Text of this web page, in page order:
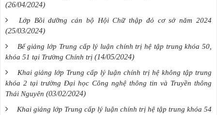
(26/04/2024)
Lớp Bồi dưỡng cán bộ Hội Chữ thập đỏ cơ sở năm 2024
(25/03/2024)
Bế giảng lớp Trung cấp lý luận chính trị hệ tập trung khóa 50,
khóa 51 tại Trường Chính trị (14/05/2024)
Khai giảng lớp Trung cấp lý luận chính trị hệ không tập trung
khóa 2 tại trường Đại học Công nghệ thông tin và Truyền thông
Thái Nguyên (03/02/2024)
Khai giảng lớp Trung cấp lý luận chính trị hệ tập trung khóa 54